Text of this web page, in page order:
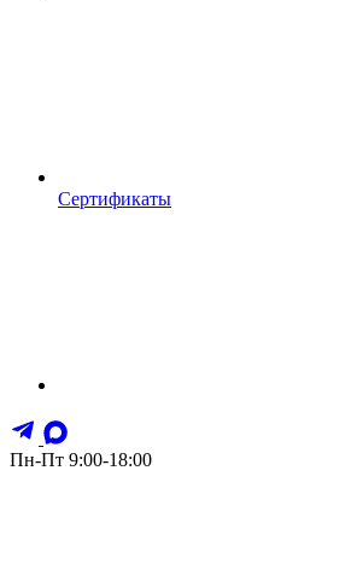
Сертификаты
Пн-Пт 9:00-18:00